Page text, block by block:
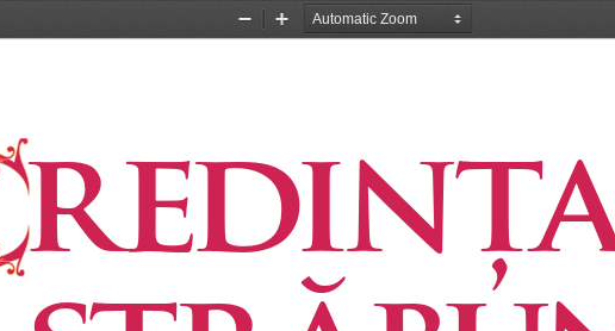
Zoom
Zoom
edinţa